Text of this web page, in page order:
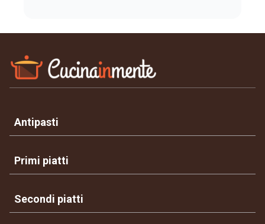
Antipasti
Primi piatti
Secondi piatti